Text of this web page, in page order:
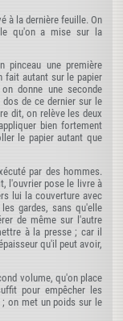
à la dernière feuille. On
qu'on a mise sur la
pinceau une première
fait autant sur le papier
donne une seconde
de ce dernier sur le
dit, on relève les deux
bien fortement
le papier autant que
par des hommes.
l'ouvrier pose le livre à
lui la couverture avec
gardes, sans qu'elle
de même sur l'autre
à la presse ; car il
qu'il peut avoir,
volume, qu'on place
pour empêcher les
on met un poids sur le